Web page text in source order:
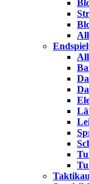
Endspiel